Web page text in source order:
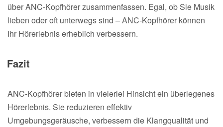
über ANC-Kopfhörer zusammenfassen. Egal, ob Sie Musik
lieben oder oft unterwegs sind – ANC-Kopfhörer können
Ihr Hörerlebnis erheblich verbessern.
Fazit
ANC-Kopfhörer bieten in vielerlei Hinsicht ein überlegenes
Hörerlebnis. Sie reduzieren effektiv
Umgebungsgeräusche, verbessern die Klangqualität und